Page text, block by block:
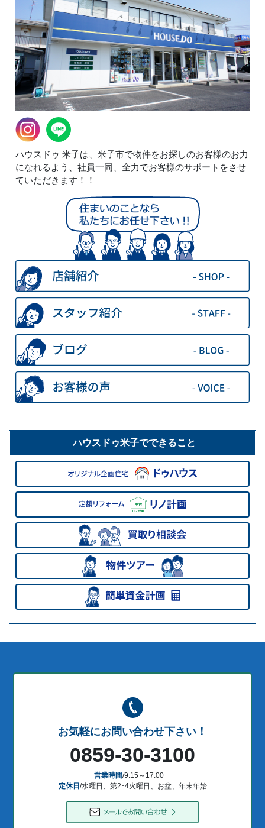
ハウスドゥ 米子は、米子市で物件をお探しのお客様のお力
になれるよう、社員一同、全力でお客様のサポートをさせ
ていただきます！！
ハウスドゥ米子でできること
お気軽にお問い合わせ下さい！
0859-30-3100
営業時間/9:15～17:00
定休日 /水曜日、第2･4火曜日、お盆、年末年始